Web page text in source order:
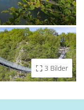
3 Bilder